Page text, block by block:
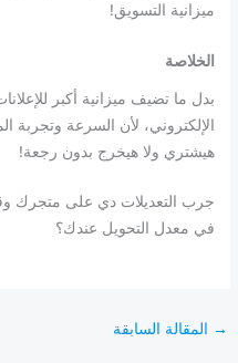
ميزانية التسويق!
الخلاصة
بدل ما تضيف ميزانية أكبر
الإلكتروني، لأن السرعة وتجربة
هيشتري ولا هيخرج بدون رجعة!
جرب التعديلات دي على متجرك
في معدل التحويل عندك؟
→ المقالة السابقة